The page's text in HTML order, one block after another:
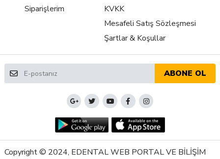
Siparişlerim
KVKK
Mesafeli Satış Sözleşmesi
Şartlar & Koşullar
ABONE OL
Copyright © 2024, EDENTAL WEB PORTAL VE BİLİŞİM